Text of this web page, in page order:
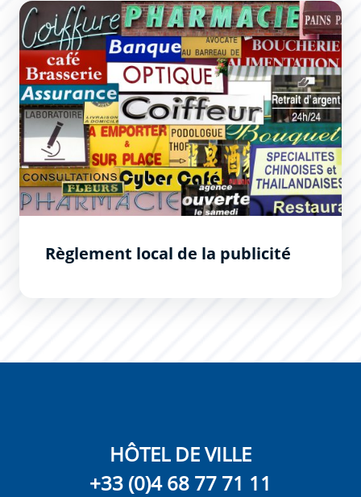
Règlement local de la publicité
Règlement local de la publicité
HÔTEL DE VILLE
+33 (0)4 68 77 71 11